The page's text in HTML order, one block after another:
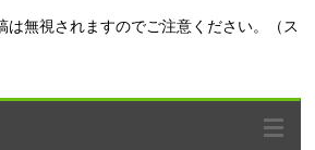
は無視されますのでご注意ください。（ス